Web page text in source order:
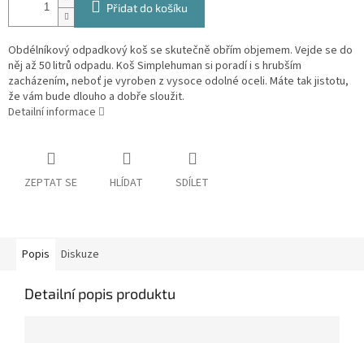
Přidat do košíku
Obdélníkový odpadkový koš se skutečně obřím objemem. Vejde se do
něj až 50 litrů odpadu. Koš Simplehuman si poradí i s hrubším
zacházením, neboť je vyroben z vysoce odolné oceli. Máte tak jistotu,
že vám bude dlouho a dobře sloužit.
Detailní informace
ZEPTAT SE HLÍDAT SDÍLET
Popis Diskuze
Detailní popis produktu